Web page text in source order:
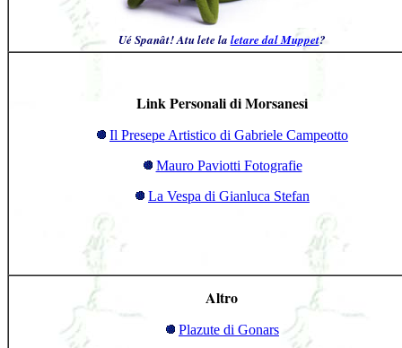
Ué Spanât! Atu lete la letare dal Muppet?
Link Personali di Morsanesi
Il Presepe Artistico di Gabriele Campeotto
Mauro Paviotti Fotografie
La Vespa di Gianluca Stefan
Altro
Plazute di Gonars